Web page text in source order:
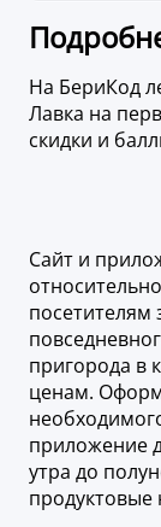
На БериКод
Лавка на
скидки и
Сайт и
посетителям
пригорода в
ценам.
приложение
утра до